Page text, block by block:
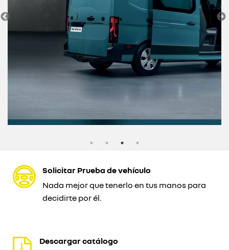
Solicitar Prueba de vehículo
Nada mejor que tenerlo en tus manos para
decidirte por él.
Descargar catálogo